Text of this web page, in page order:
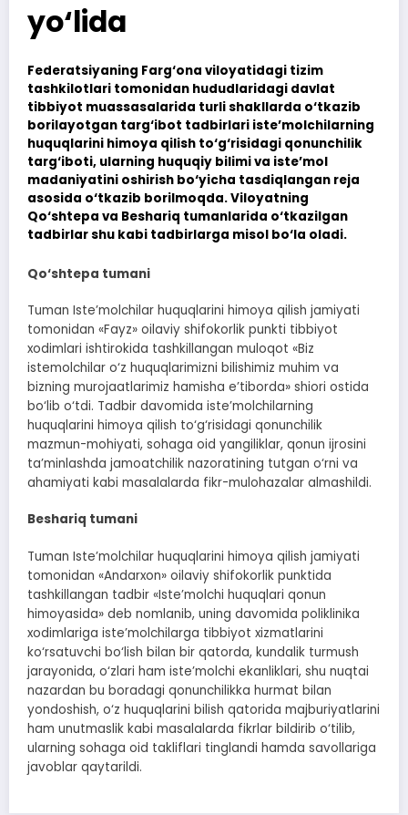
yo‘lida
Federatsiyaning Farg‘ona viloyatidagi tizim
tashkilotlari tomonidan hududlaridagi davlat
tibbiyot muassasalarida turli shakllarda o‘tkazib
borilayotgan targ‘ibot tadbirlari iste’molchilarning
huquqlarini himoya qilish to‘g‘risidagi qonunchilik
targ‘iboti, ularning huquqiy bilimi va iste’mol
madaniyatini oshirish bo‘yicha tasdiqlangan reja
asosida o‘tkazib borilmoqda. Viloyatning
Qo‘shtepa va Beshariq tumanlarida o‘tkazilgan
tadbirlar shu kabi tadbirlarga misol bo‘la oladi.
Qo‘shtepa tumani
Tuman Iste’molchilar huquqlarini himoya qilish jamiyati
tomonidan «Fayz» oilaviy shifokorlik punkti tibbiyot
xodimlari ishtirokida tashkillangan muloqot «Biz
istemolchilar o‘z huquqlarimizni bilishimiz muhim va
bizning murojaatlarimiz hamisha e’tiborda» shiori ostida
bo‘lib o‘tdi. Tadbir davomida iste’molchilarning
huquqlarini himoya qilish to‘g‘risidagi qonunchilik
mazmun-mohiyati, sohaga oid yangiliklar, qonun ijrosini
ta’minlashda jamoatchilik nazoratining tutgan o‘rni va
ahamiyati kabi masalalarda fikr-mulohazalar almashildi.
Beshariq tumani
Tuman Iste’molchilar huquqlarini himoya qilish jamiyati
tomonidan «Andarxon» oilaviy shifokorlik punktida
tashkillangan tadbir «Iste’molchi huquqlari qonun
himoyasida» deb nomlanib, uning davomida poliklinika
xodimlariga iste’molchilarga tibbiyot xizmatlarini
ko‘rsatuvchi bo‘lish bilan bir qatorda, kundalik turmush
jarayonida, o‘zlari ham iste’molchi ekanliklari, shu nuqtai
nazardan bu boradagi qonunchilikka hurmat bilan
yondoshish, o‘z huquqlarini bilish qatorida majburiyatlarini
ham unutmaslik kabi masalalarda fikrlar bildirib o‘tilib,
ularning sohaga oid takliflari tinglandi hamda savollariga
javoblar qaytarildi.